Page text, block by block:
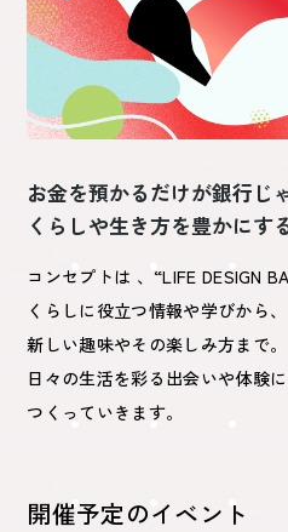
お金を預かるだけが銀行じ
くらしや生き方を豊かにす
コンセプトは 、“LIFE DESIGN
くらしに役立つ情報や学びから、
新しい趣味やその楽しみ方まで。
日々の生活を彩る出会いや体験
つくっていきます。
開催予定のイベント